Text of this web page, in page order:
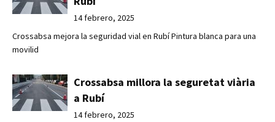
14 febrero, 2025
Crossabsa mejora la seguridad vial en Rubí Pintura blanca para una
movilid
Crossabsa millora la seguretat viària
a Rubí
14 febrero, 2025